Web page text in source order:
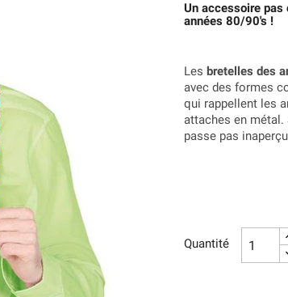
Un accessoire pas
années 80/90's !
Les bretelles des
avec des formes
qui rappellent les
attaches en métal.
passe pas
Quantité